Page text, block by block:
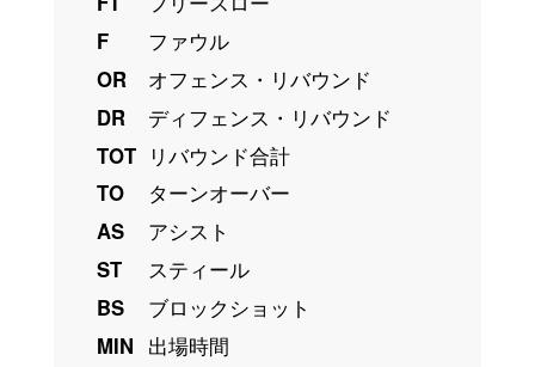
F
ファウル
OR
オフェンス・リバウンド
DR
ディフェンス・リバウンド
TOT リバウンド合計
TO
ターンオーバー
AS
アシスト
ST
スティール
BS
ブロックショット
MIN 出場時間